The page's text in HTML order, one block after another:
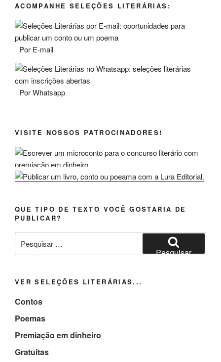
ACOMPANHE SELEÇÕES LITERÁRIAS:
Por E-mail
Por Whatsapp
VISITE NOSSOS PATROCINADORES!
QUE TIPO DE TEXTO VOCÊ GOSTARIA DE
PUBLICAR?
por:
Pesquisar
VER SELEÇÕES LITERÁRIAS...
Contos
Poemas
Premiação em dinheiro
Gratuitas